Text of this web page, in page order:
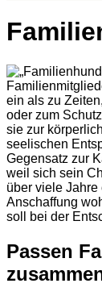
ein als zu
oder zum
sie zur
seelischen
Gegensatz zur
weil sich sein
über viele
Anschaffung
soll bei der
Passen